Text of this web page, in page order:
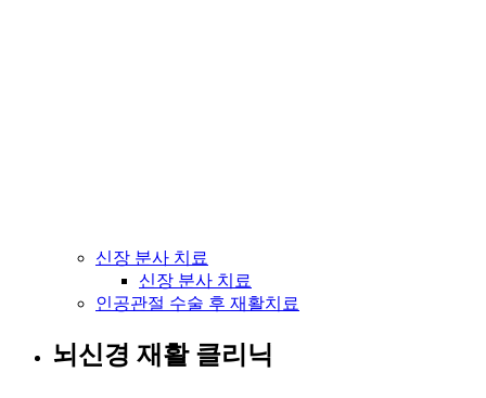
신장 분사 치료
신장 분사 치료
인공관절 수술 후 재활치료
뇌신경 재활 클리닉